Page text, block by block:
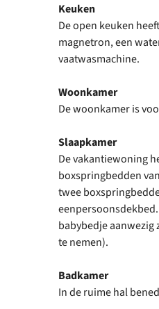
Keuken
De open keuken
magnetron, een
vaatwasmachine.
Woonkamer
De woonkamer is
Slaapkamer
De vakantiewoning
boxspringbedden
twee
eenpersoonsdekbed.
babybedje aanwezig
te nemen).
Badkamer
In de ruime hal